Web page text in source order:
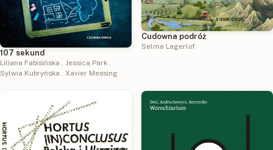
107 sekund
Liliana Fabisińska , Jessica Park ,
Sylwia Kubryńska , Xavier Messing
Cudowna podróż
Selma Lagerlof